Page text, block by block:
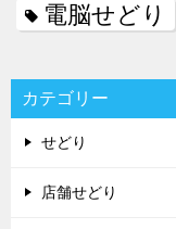
電脳せどり
カテゴリー
せどり
店舗せどり